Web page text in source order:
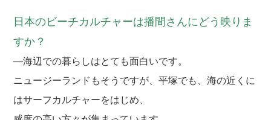
日本のビーチカルチャーは播間さんにどう映りま
すか？
―海辺での暮らしはとても面白いです。
ニュージーランドもそうですが、平塚でも、海の近くに
はサーフカルチャーをはじめ、